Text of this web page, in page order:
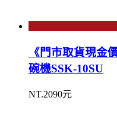
《門市取貨現金
碗機SSK-10SU
NT.2090元